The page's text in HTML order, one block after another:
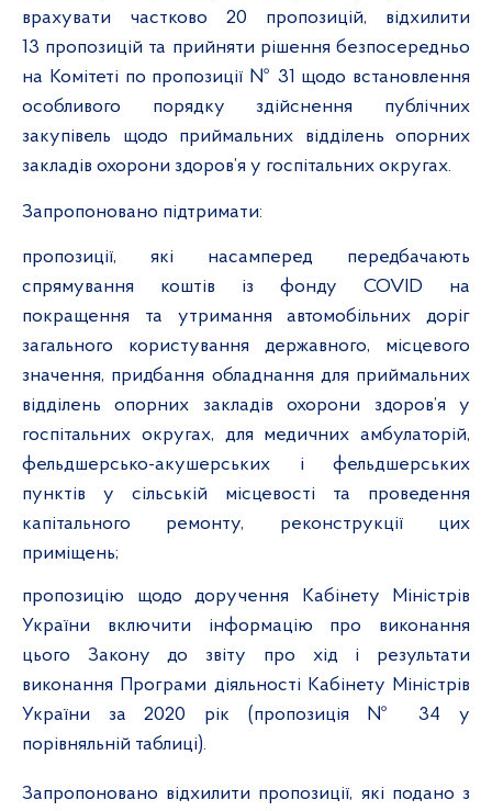
врахувати частково 20 пропозицій, відхилити
13 пропозицій та прийняти рішення безпосередньо
на Комітеті по пропозиції № 31 щодо встановлення
особливого порядку здійснення публічних
закупівель щодо приймальних відділень опорних
закладів охорони здоров’я у госпітальних округах.
Запропоновано підтримати:
пропозиції, які насамперед передбачають
спрямування коштів із фонду COVID на
покращення та утримання автомобільних доріг
загального користування державного, місцевого
значення, придбання обладнання для приймальних
відділень опорних закладів охорони здоров’я у
госпітальних округах, для медичних амбулаторій,
фельдшерсько-акушерських і фельдшерських
пунктів у сільській місцевості та проведення
капітального ремонту, реконструкції цих
приміщень;
пропозицію щодо доручення Кабінету Міністрів
України включити інформацію про виконання
цього Закону до звіту про хід і результати
виконання Програми діяльності Кабінету Міністрів
України за 2020 рік (пропозиція № 34 у
порівняльній таблиці).
Запропоновано відхилити пропозиції, які подано з